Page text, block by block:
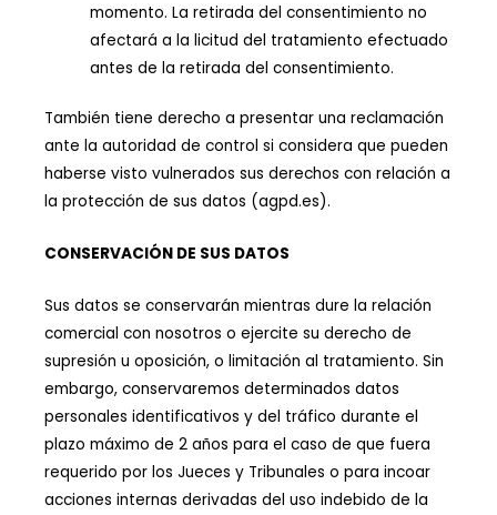
momento. La retirada del consentimiento no
afectará a la licitud del tratamiento efectuado
antes de la retirada del consentimiento.
También tiene derecho a presentar una reclamación
ante la autoridad de control si considera que pueden
haberse visto vulnerados sus derechos con relación a
la protección de sus datos (agpd.es).
CONSERVACIÓN DE SUS DATOS
Sus datos se conservarán mientras dure la relación
comercial con nosotros o ejercite su derecho de
supresión u oposición, o limitación al tratamiento. Sin
embargo, conservaremos determinados datos
personales identificativos y del tráfico durante el
plazo máximo de 2 años para el caso de que fuera
requerido por los Jueces y Tribunales o para incoar
acciones internas derivadas del uso indebido de la